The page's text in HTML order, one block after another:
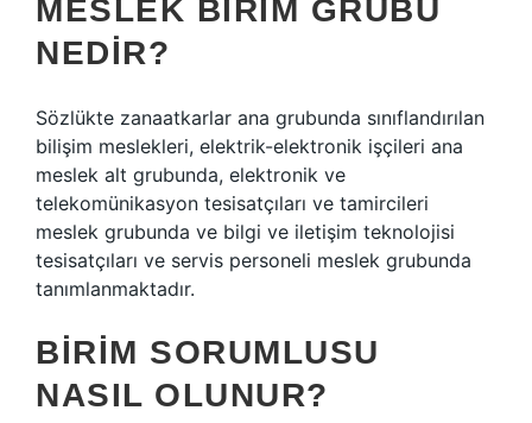
MESLEK BIRIM GRUBU
NEDIR?
Sözlükte zanaatkarlar ana grubunda sınıflandırılan
bilişim meslekleri, elektrik-elektronik işçileri ana
meslek alt grubunda, elektronik ve
telekomünikasyon tesisatçıları ve tamircileri
meslek grubunda ve bilgi ve iletişim teknolojisi
tesisatçıları ve servis personeli meslek grubunda
tanımlanmaktadır.
BIRIM SORUMLUSU
NASIL OLUNUR?